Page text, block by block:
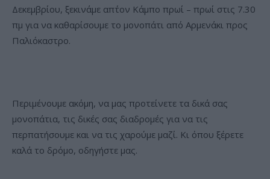
Δεκεμβρίου, ξεκινάμε απ΄τον Κάμπο πρωί – πρωί στις 7.30
πμ για να καθαρίσουμε το μονοπάτι από Αρμενάκι προς
Παλιόκαστρο.
Περιμένουμε ακόμη, να μας προτείνετε τα δικά σας
μονοπάτια, τις δικές σας διαδρομές για να τις
περπατήσουμε και να τις χαρούμε μαζί. Κι όπου ξέρετε
καλά το δρόμο, οδηγήστε μας.